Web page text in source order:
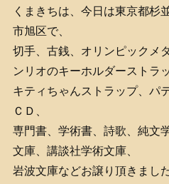
くまきちは、今日は東京都杉
市旭区で、
切手、古銭、オリンピックメ
ンリオのキーホルダーストラッ
キティちゃんストラップ、パ
ＣＤ、
専門書、学術書、詩歌、純文
文庫、講談社学術文庫、
岩波文庫などお譲り頂きました